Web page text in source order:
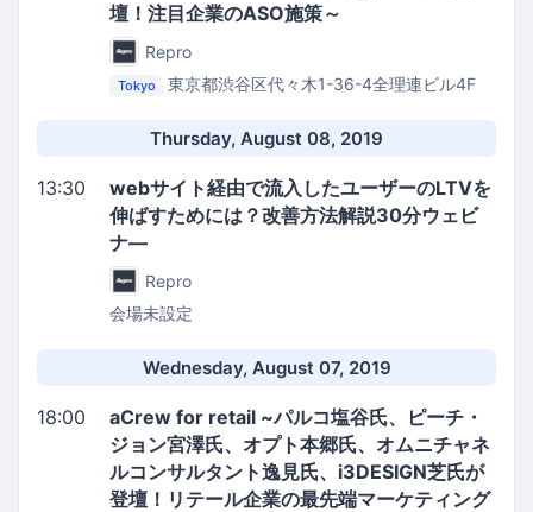
壇！注目企業のASO施策～
Repro
Tokyo
東京都渋谷区代々木1-36-4全理連ビル4F
Thursday, August 08, 2019
13:30
webサイト経由で流入したユーザーのLTVを
伸ばすためには？改善方法解説30分ウェビ
ナ―
Repro
会場未設定
Wednesday, August 07, 2019
18:00
aCrew for retail ~パルコ塩谷氏、ピーチ・
ジョン宮澤氏、オプト本郷氏、オムニチャネ
ルコンサルタント逸見氏、i3DESIGN芝氏が
登壇！リテール企業の最先端マーケティング